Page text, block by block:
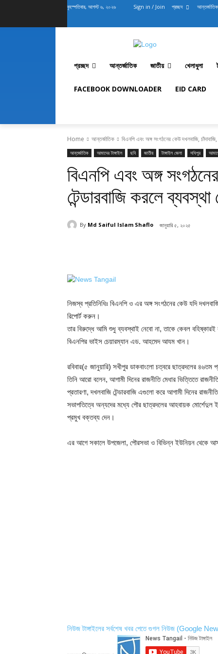
বৃহস্পতিবার, আগস্ট ৬, ২০২৬ Sign in / Join প্রচ্ছদ আন্তর্জাতিক
প্রচ্ছদ আন্তর্জাতিক জাতীয় খেলাধুলা
FACEBOOK DOWNLOADER EID CARD
Home আন্তর্জাতিক বিএনপি এবং অঙ্গ সংগঠনের কেউ দখলবাজি,
আন্তর্জাতিক আমাদের টাঙ্গাইল ছবি জাতীয় টাঙ্গাইল জেলা সখিপুর
বিএনপি এবং অঙ্গ
টেন্ডারবাজি করলে
By Md Saiful Islam Shaflo জানুয়ারি ৫, ২০২৫
নিজস্ব প্রতিনিধিঃ বিএনপি ও এর অঙ্গ সংগঠনের কেউ যদি
রিপোর্ট করুন।
তার বিরুদ্ধে আমি শুধু ব্যবস্থাই নেবো না, তাকে কেবল বহিষ্কারই
বিএনপির ভাইস চেয়ারম্যান এড. আহমেদ আযম খান।
রবিবার(৫ জানুয়ারি) সখীপুর ডাকবাংলো চত্বরে ছাত্রদলের ৪৬তম
তিনি আরো বলেন, আগামী দিনের রাজনীতি মেধার ভিত্তিতে
প্রতারণা, দখলবাজি টেন্ডারবাজি এগুলো করে আগামী দিনের
সভাপতিত্বে অন্যদের মধ্যে পৌর ছাত্রদলের আহবায়ক
প্রমুখ বক্তব্য দেন।
এর আগে সকালে উপজেলা, পৌরসভা ও বিভিন্ন ইউনিয়ন থেকে আসা
নিউজ টাঙ্গাইলের সর্বশেষ খবর পেতে গুগল নিউজ (Google